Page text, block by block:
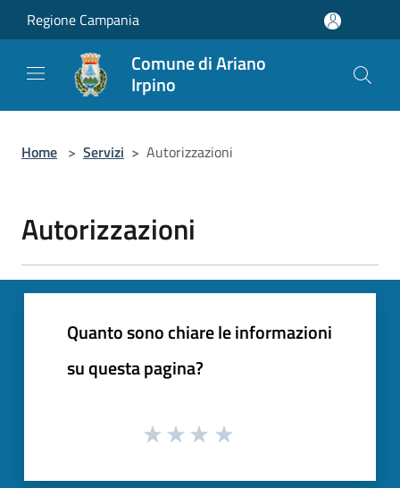
Salta al contenuto principale
Regione Campania
Comune di Ariano
Irpino
Home > Servizi > Autorizzazioni
Autorizzazioni
Quanto sono chiare le informazioni
su questa pagina?